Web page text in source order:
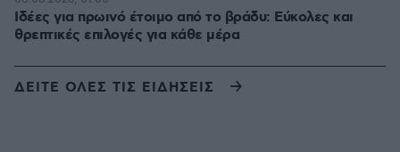
Ιδέες για πρωινό έτοιμο από το βράδυ: Εύκολες και
θρεπτικές επιλογές για κάθε μέρα
ΔΕΙΤΕ ΟΛΕΣ ΤΙΣ ΕΙΔΗΣΕΙΣ